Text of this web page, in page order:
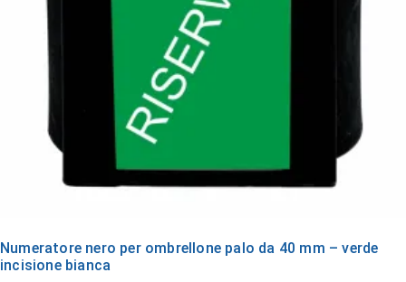
Numeratore nero per ombrellone palo da 40 mm – verde
incisione bianca